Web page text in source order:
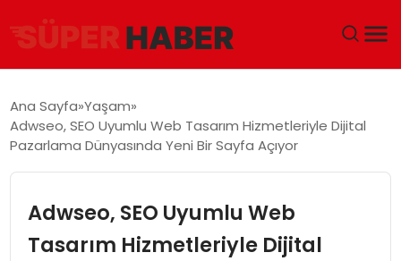
GÜNDEM
Ana Sayfa Yaşam
Adwseo, SEO Uyumlu Web Tasarım Hizmetleriyle Dijital
Pazarlama Dünyasında Yeni Bir Sayfa Açıyor
Adwseo, SEO Uyumlu Web
Tasarım Hizmetleriyle Dijital